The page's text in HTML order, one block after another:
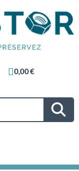
0,00 €